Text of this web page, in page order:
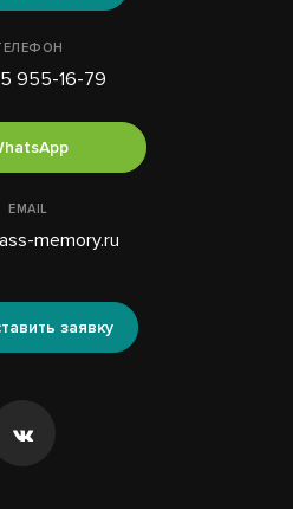
955-16-79
EMAIL
memory.ru
заявку